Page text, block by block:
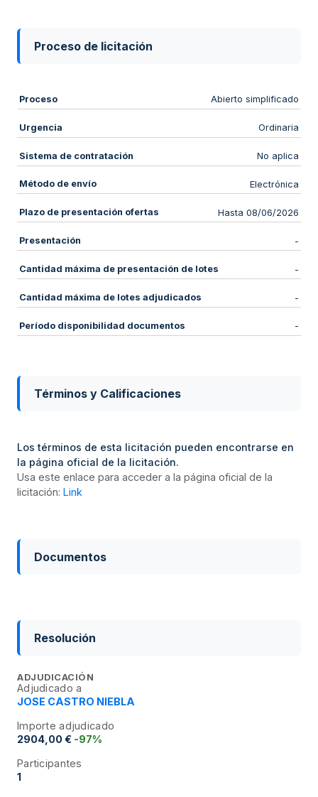
Proceso de licitación
Proceso Abierto simplificado
Urgencia Ordinaria
Sistema de contratación No aplica
Método de envío Electrónica
Plazo de presentación ofertas Hasta 08/06/2026
Presentación -
Cantidad máxima de presentación de lotes -
Cantidad máxima de lotes adjudicados -
Período disponibilidad documentos -
Términos y Calificaciones
Los términos de esta licitación pueden encontrarse en
la página oficial de la licitación.
Usa este enlace para acceder a la página oficial de la
licitación: Link
Documentos
Resolución
ADJUDICACIÓN
Adjudicado a
JOSE CASTRO NIEBLA
Importe adjudicado
2904,00 € -97%
Participantes
1